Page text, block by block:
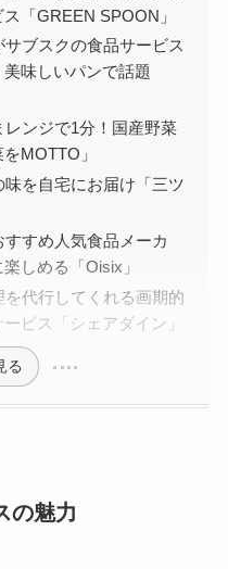
「GREEN SPOON」
ブスクの食品サービス
味しいパンで話題
ンジで1分！国産野菜
MOTTO」
を自宅にお届け「三ツ
すめ人気食品メーカ
しめる「Oisix」
代行してくれる画期的
ビス「シェアダイン」
る
の魅力